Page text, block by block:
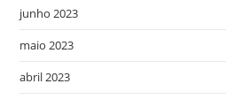
junho 2023
maio 2023
abril 2023